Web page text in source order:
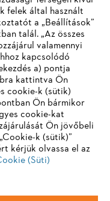
tájékoztató
nicht unterstützen. Für
wir Ihnen, zu
Chrome
felek által használt
a „Beállítások”
talál. „Az összes
valamennyi
kapcsolódó
a) pontja
kattintva Ön
cookie-k (sütik)
Ön bármikor
cookie-kat
Ön jövőbeli
k (sütik)”
kérjük olvassa el az
(Süti)